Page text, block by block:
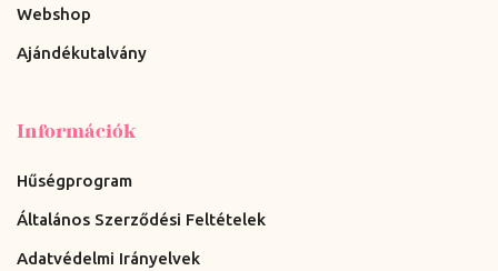
Webshop
Ajándékutalvány
Információk
Hűségprogram
Általános Szerződési Feltételek
Adatvédelmi Irányelvek